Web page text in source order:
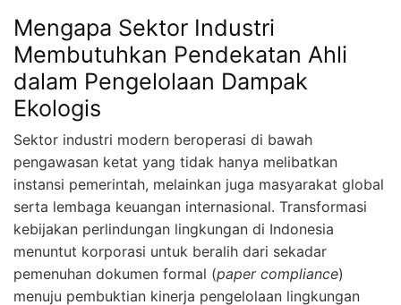
Mengapa Sektor Industri
Membutuhkan Pendekatan Ahli
dalam Pengelolaan Dampak
Ekologis
Sektor industri modern beroperasi di bawah
pengawasan ketat yang tidak hanya melibatkan
instansi pemerintah, melainkan juga masyarakat global
serta lembaga keuangan internasional. Transformasi
kebijakan perlindungan lingkungan di Indonesia
menuntut korporasi untuk beralih dari sekadar
pemenuhan dokumen formal (paper compliance)
menuju pembuktian kinerja pengelolaan lingkungan